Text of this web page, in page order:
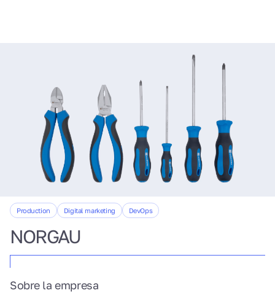
Production Digital marketing DevOps
NORGAU
Sobre la empresa